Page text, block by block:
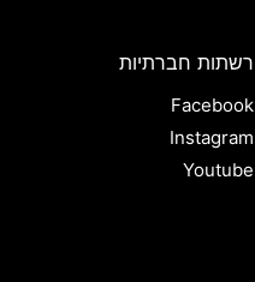
רשתות חברתיות
Facebook
Instagram
Youtube